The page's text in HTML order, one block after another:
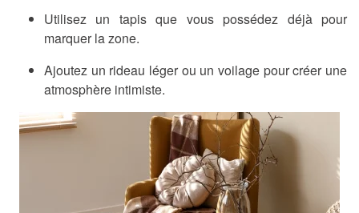
Utilisez un tapis que vous possédez déjà pour
marquer la zone.
Ajoutez un rideau léger ou un voilage pour créer une
atmosphère intimiste.